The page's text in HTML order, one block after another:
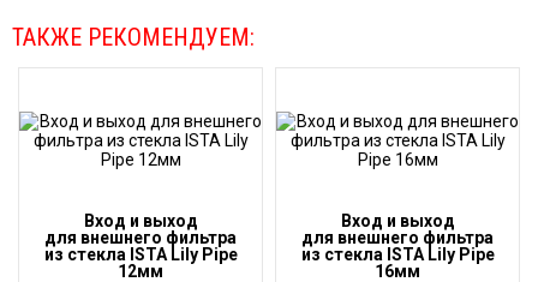
ТАКЖЕ РЕКОМЕНДУЕМ:
Вход и выход
для внешнего фильтра
из стекла ISTA Lily Pipe
12мм
Вход и выход
для внешнего фильтра
из стекла ISTA Lily Pipe
16мм